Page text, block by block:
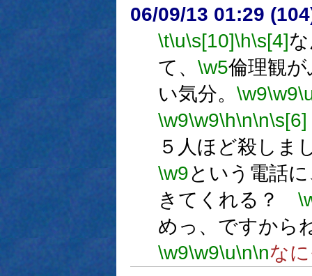
06/09/13 01:29
\t\u\s[10]\h\s[4]
て、 \w5倫理観
い気分。 \w9\w9
\w9\w9\h\n\n\s[6]
５人ほど殺しま
\w9という電話
きてくれる？
めっ、ですから
\w9\w9\u\n\nな